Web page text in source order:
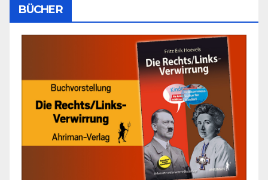
BÜCHER